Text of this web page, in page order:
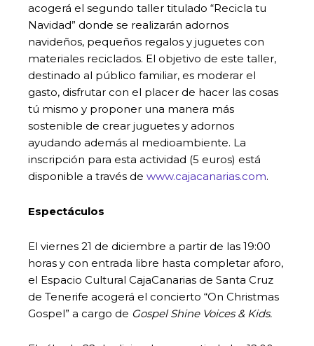
acogerá el segundo taller titulado “Recicla tu
Navidad” donde se realizarán adornos
navideños, pequeños regalos y juguetes con
materiales reciclados. El objetivo de este taller,
destinado al público familiar, es moderar el
gasto, disfrutar con el placer de hacer las cosas
tú mismo y proponer una manera más
sostenible de crear juguetes y adornos
ayudando además al medioambiente. La
inscripción para esta actividad (5 euros) está
disponible a través de www.cajacanarias.com.
Espectáculos
El viernes 21 de diciembre a partir de las 19:00
horas y con entrada libre hasta completar aforo,
el Espacio Cultural CajaCanarias de Santa Cruz
de Tenerife acogerá el concierto “On Christmas
Gospel” a cargo de Gospel Shine Voices & Kids.